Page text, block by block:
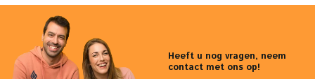
Heeft u nog vragen, neem
contact met ons op!